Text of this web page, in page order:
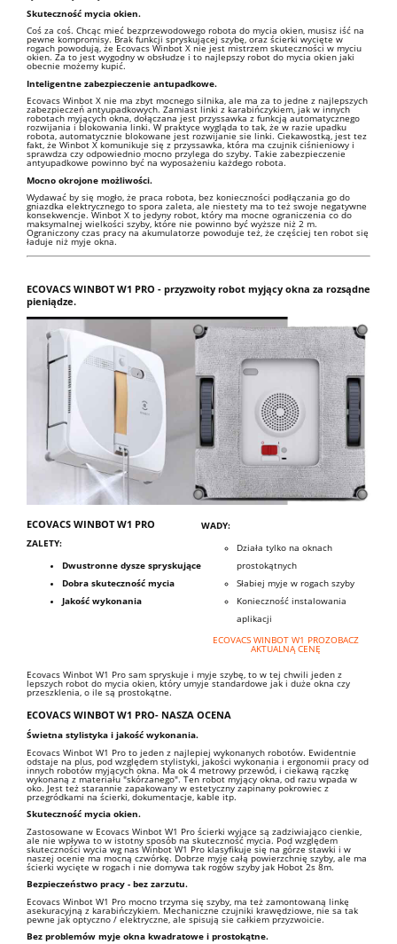
Skuteczność mycia okien.
Coś za coś. Chcąc mieć bezprzewodowego robota do mycia okien, musisz iść na
pewne kompromisy. Brak funkcji spryskującej szybę, oraz ścierki wycięte w
rogach powodują, że Ecovacs Winbot X nie jest mistrzem skuteczności w myciu
okien. Za to jest wygodny w obsłudze i to najlepszy robot do mycia okien jaki
obecnie możemy kupić.
Inteligentne zabezpieczenie antupadkowe.
Ecovacs Winbot X nie ma zbyt mocnego silnika, ale ma za to jedne z najlepszych
zabezpieczeń antyupadkowych. Zamiast linki z karabińczykiem, jak w innych
robotach myjących okna, dołączana jest przyssawka z funkcją automatycznego
rozwijania i blokowania linki. W praktyce wygląda to tak, że w razie upadku
robota, automatycznie blokowane jest rozwijanie sie linki. Ciekawostką, jest tez
fakt, że Winbot X komunikuje się z przyssawka, która ma czujnik ciśnieniowy i
sprawdza czy odpowiednio mocno przylega do szyby. Takie zabezpieczenie
antyupadkowe powinno być na wyposażeniu każdego robota.
Mocno okrojone możliwości.
Wydawać by się mogło, że praca robota, bez konieczności podłączania go do
gniazdka elektrycznego to spora zaleta, ale niestety ma to też swoje negatywne
konsekwencje. Winbot X to jedyny robot, który ma mocne ograniczenia co do
maksymalnej wielkości szyby, które nie powinno być wyższe niż 2 m.
Ograniczony czas pracy na akumulatorze powoduje też, że częściej ten robot się
ładuje niż myje okna.
ECOVACS WINBOT W1 PRO - przyzwoity robot myjący okna za rozsądne
pieniądze.
ECOVACS WINBOT W1 PRO
ZALETY:
Dwustronne dysze spryskujące
Dobra skuteczność mycia
Jakość wykonania
WADY:
Działa tylko na oknach
prostokątnych
Słabiej myje w rogach szyby
Konieczność instalowania
aplikacji
ECOVACS WINBOT W1 PROZOBACZ
AKTUALNĄ CENĘ
Ecovacs Winbot W1 Pro sam spryskuje i myje szybę, to w tej chwili jeden z
lepszych robot do mycia okien, który umyje standardowe jak i duże okna czy
przeszklenia, o ile są prostokątne.
ECOVACS WINBOT W1 PRO- NASZA OCENA
Świetna stylistyka i jakość wykonania.
Ecovacs Winbot W1 Pro to jeden z najlepiej wykonanych robotów. Ewidentnie
odstaje na plus, pod względem stylistyki, jakości wykonania i ergonomii pracy od
innych robotów myjących okna. Ma ok 4 metrowy przewód, i ciekawą rączkę
wykonaną z materiału "skórzanego". Ten robot myjący okna, od razu wpada w
oko. Jest też starannie zapakowany w estetyczny zapinany pokrowiec z
przegródkami na ścierki, dokumentacje, kable itp.
Skuteczność mycia okien.
Zastosowane w Ecovacs Winbot W1 Pro ścierki wyjące są zadziwiająco cienkie,
ale nie wpływa to w istotny sposób na skuteczność mycia. Pod względem
skuteczności wycia wg nas Winbot W1 Pro klasyfikuje się na górze stawki i w
naszej ocenie ma mocną czwórkę. Dobrze myje całą powierzchnię szyby, ale ma
ścierki wycięte w rogach i nie domywa tak rogów szyby jak Hobot 2s 8m.
Bezpieczeństwo pracy - bez zarzutu.
Ecovacs Winbot W1 Pro mocno trzyma się szyby, ma też zamontowaną linkę
asekuracyjną z karabińczykiem. Mechaniczne czujniki krawędziowe, nie sa tak
pewne jak optyczno / elektryczne, ale spisują sie całkiem przyzwoicie.
Bez problemów myje okna kwadratowe i prostokątne.